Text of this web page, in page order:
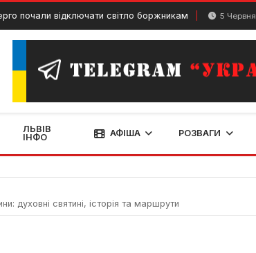
відключати світло боржникам 5 Червня, 2024
ЛЬВІВ
ІНФО
АФІША РОЗВАГИ
духовні святині, історія та маршрути